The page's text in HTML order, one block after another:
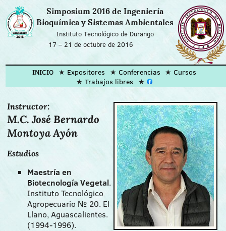
Simposium 2016 de Ingeniería
Bioquímica y Sistemas Ambientales
Instituto Tecnológico de Durango
17 – 21 de octubre de 2016
INICIO Expositores Conferencias
Cursos
Trabajos libres
Instructor:
M.C. José Bernardo
Montoya Ayón
Estudios
Maestría en
Biotecnología Vegetal.
Instituto Tecnológico
Agropecuario № 20. El
Llano, Aguascalientes.
(1994-1996).